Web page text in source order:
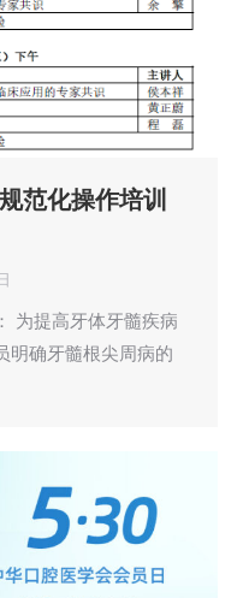
范化操作培训
为提高牙体牙髓疾病
明确牙髓根尖周病的